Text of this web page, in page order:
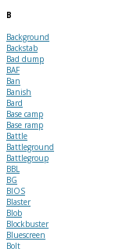
B
Background
Backstab
Bad dump
BAF
Ban
Banish
Bard
Base camp
Base ramp
Battle
Battleground
Battlegroup
BBL
BG
BIOS
Blaster
Blob
Blockbuster
Bluescreen
Bolt